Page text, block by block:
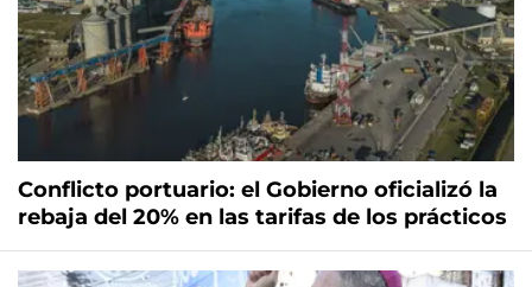
Conflicto portuario: el Gobierno oficializó la
rebaja del 20% en las tarifas de los prácticos